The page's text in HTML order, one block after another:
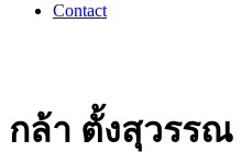
Contact
กล้า ตั้งสุวรรณ